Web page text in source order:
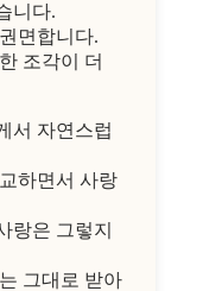
니다.
면합니다.
조각이 더
서 자연스럽
하면서 사랑
랑은 그렇지
그대로 받아